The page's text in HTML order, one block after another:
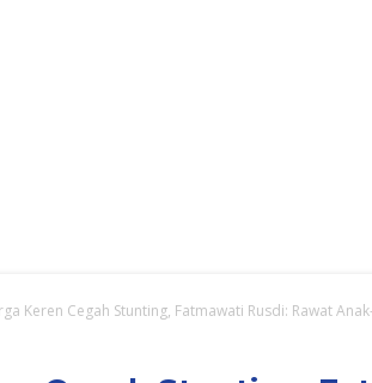
Keren Cegah Stunting, Fatmawati Rusdi: Rawat